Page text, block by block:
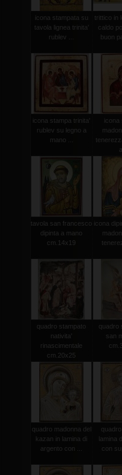
icona stampata su
tavola lignea trinita'
rublev ...
trittico in
caldo
buon
icona stampa trinita'
rublev su legno a
mano ...
icona
tavola san francesco
dipinta a mano
cm.14x19
icona
quadro stampato
nativita'
rinascimentale
cm.20x25
quadro
san
quadro madonna del
kazan in lamina di
argento con ...
lamina
con